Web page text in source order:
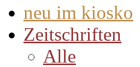
neu im kiosko
Zeitschriften
Alle